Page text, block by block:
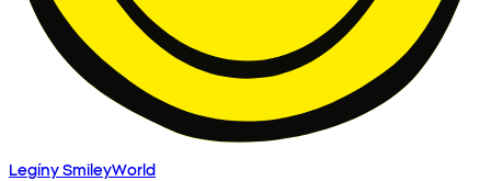
Legíny SmileyWorld